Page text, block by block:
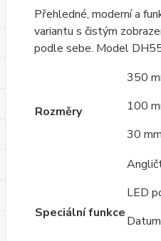
Přehledné, moderní a
variantu s čistým
podle sebe. Model
Rozměry
350
100
30 mm
Speciální funkce
LED